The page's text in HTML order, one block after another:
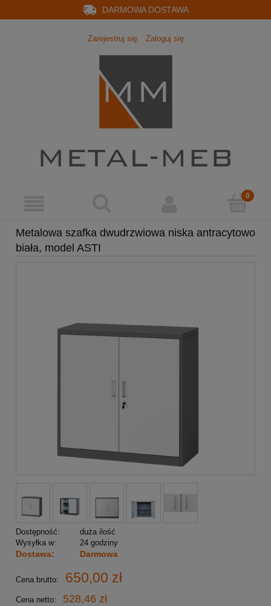
DARMOWA DOSTAWA
Zarejestruj się Zaloguj się
Metalowa szafka dwudrzwiowa niska antracytowo
biała, model ASTI
Dostępność:
duża ilość
Wysyłka w:
24 godziny
Dostawa: Darmowa
Cena brutto: 650,00 zł
Cena netto: 528,46 zł